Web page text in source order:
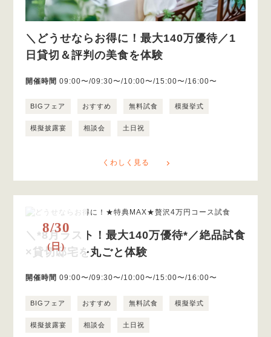
＼どうせならお得に！最大140万優待／1
日貸切＆評判の美食を体験
開催時間 09:00〜/09:30〜/10:00〜/15:00〜/16:00〜
BIGフェア おすすめ 無料試食 模擬挙式
模擬披露宴 相談会 土日祝
くわしく見る
8/30
(日)
＼*8月ラスト！最大140万優待*／絶品試食
×貸切邸宅を丸ごと体験
開催時間 09:00〜/09:30〜/10:00〜/15:00〜/16:00〜
BIGフェア おすすめ 無料試食 模擬挙式
模擬披露宴 相談会 土日祝